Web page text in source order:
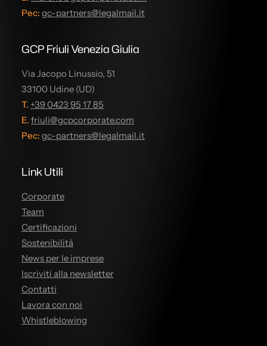
Pec: gc-partners@legalmail.it
GCP Friuli Venezia Giulia
Via Jacopo Linussio, 51
33100 Udine (UD)
T. +39 0423 95 17 85
E. friuli@gcpcorporate.com
Pec: gc-partners@legalmail.it
Link Utili
Corporate
Team
Certificazioni
Sostenibilità
News per le imprese
Iscriviti alla newsletter
Contatti
Lavora con noi
Whistleblowing